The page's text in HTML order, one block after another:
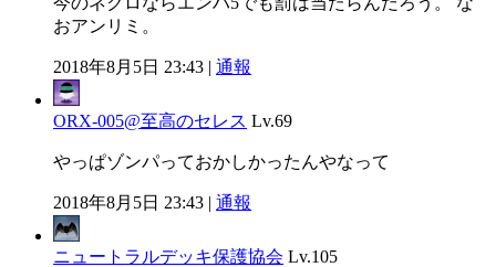
おアンリミ。
2018年8月5日 23:43 | 通報
ORX-005@至高のセレス Lv.69
やっぱゾンパっておかしかったんやなって
2018年8月5日 23:43 | 通報
ニュートラルデッキ保護協会 Lv.105